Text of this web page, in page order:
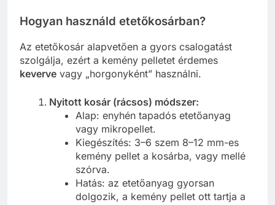
Hogyan használd etetőkosárban?
Az etetőkosár alapvetően a gyors csalogatást
szolgálja, ezért a kemény pelletet érdemes
keverve vagy „horgonyként” használni.
Nyitott kosár (rácsos) módszer:
Alap: enyhén tapadós etetőanyag
vagy mikropellet.
Kiegészítés: 3–6 szem 8–12 mm-es
kemény pellet a kosárba, vagy mellé
szórva.
Hatás: az etetőanyag gyorsan
dolgozik, a kemény pellet ott tartja a